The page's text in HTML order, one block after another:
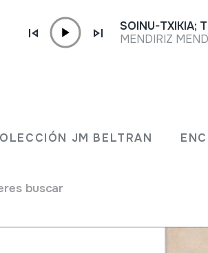
JM BELTRAN
buscar
SOINU-TXIKIA;
MENDIRIZ
festival di